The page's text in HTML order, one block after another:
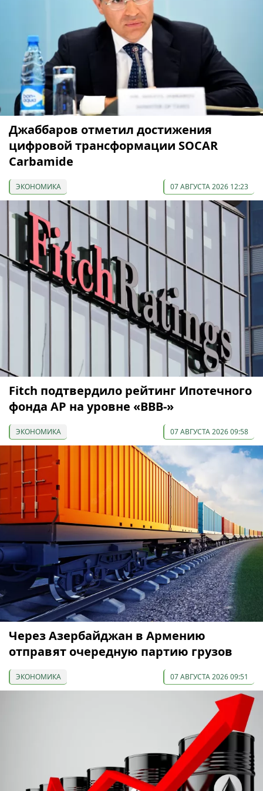
Джаббаров отметил достижения
цифровой трансформации SOCAR
Carbamide
ЭКОНОМИКА 07 АВГУСТА 2026 12:23
Fitch подтвердило рейтинг Ипотечного
фонда АР на уровне «BBB-»
ЭКОНОМИКА 07 АВГУСТА 2026 09:58
Через Азербайджан в Армению
отправят очередную партию грузов
ЭКОНОМИКА 07 АВГУСТА 2026 09:51